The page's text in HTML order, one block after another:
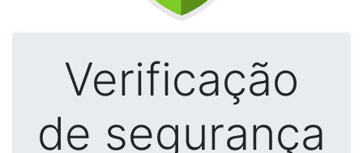
Verificação
de segurança